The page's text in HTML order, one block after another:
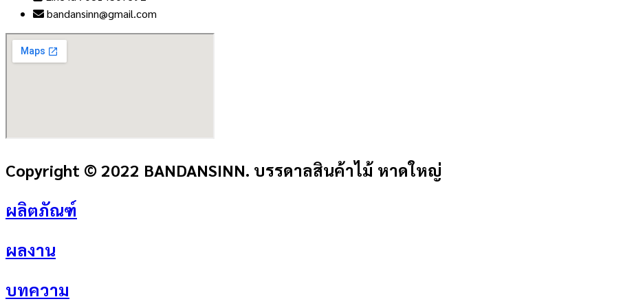
bandansinn@gmail.com
Copyright © 2022 BANDANSINN. บรรดาลสินค้าไม้ หาดใหญ่
ผลิตภัณฑ์
ผลงาน
บทความ